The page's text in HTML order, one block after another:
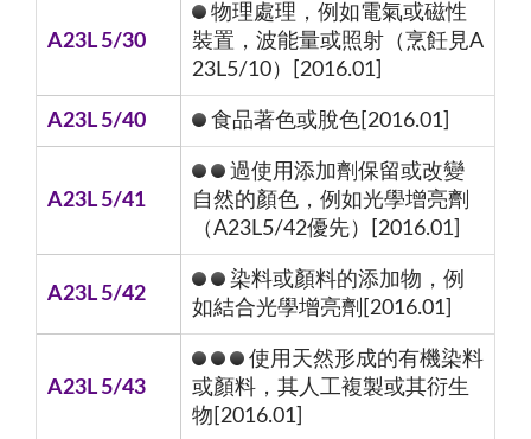
A23L 5/30
物理處理，例如電氣或磁性
裝置，波能量或照射（烹飪見A
23L5/10）[2016.01]
A23L 5/40 食品著色或脫色[2016.01]
A23L 5/41
過使用添加劑保留或改變
自然的顏色，例如光學增亮劑
（A23L5/42優先）[2016.01]
A23L 5/42
染料或顏料的添加物，例
如結合光學增亮劑[2016.01]
A23L 5/43
使用天然形成的有機染料
或顏料，其人工複製或其衍生
物[2016.01]